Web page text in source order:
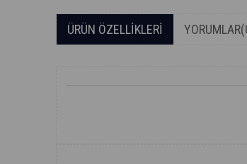
ÜRÜN ÖZELLIKLERI YORUMLAR